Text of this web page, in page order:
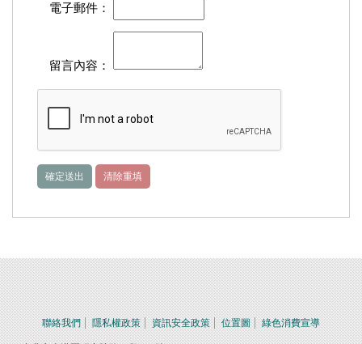
電子郵件：
留言內容：
聯絡我們 隱私權政策 資訊安全政策 位置圖 綠色消費宣導